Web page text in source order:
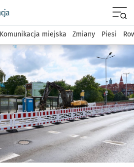
Komunikacja miejska Zmiany Piesi